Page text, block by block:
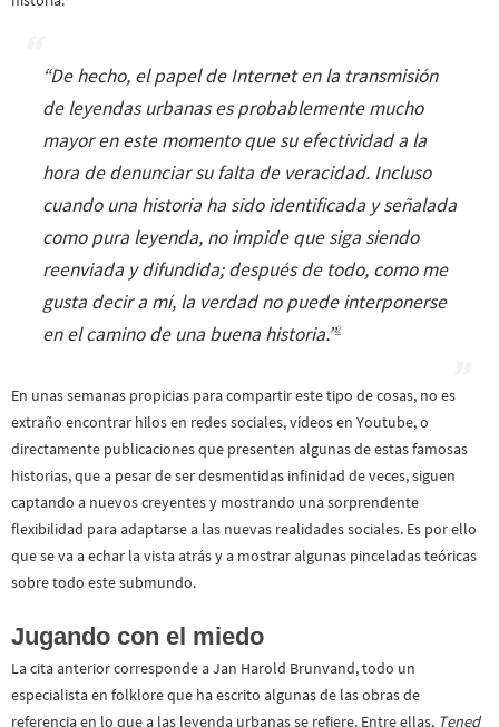
“De hecho, el papel de Internet en la transmisión
de leyendas urbanas es probablemente mucho
mayor en este momento que su efectividad a la
hora de denunciar su falta de veracidad. Incluso
cuando una historia ha sido identificada y señalada
como pura leyenda, no impide que siga siendo
reenviada y difundida; después de todo, como me
gusta decir a mí, la verdad no puede interponerse
en el camino de una buena historia.”2
En unas semanas propicias para compartir este tipo de cosas, no es
extraño encontrar hilos en redes sociales, vídeos en Youtube, o
directamente publicaciones que presenten algunas de estas famosas
historias, que a pesar de ser desmentidas infinidad de veces, siguen
captando a nuevos creyentes y mostrando una sorprendente
flexibilidad para adaptarse a las nuevas realidades sociales. Es por ello
que se va a echar la vista atrás y a mostrar algunas pinceladas teóricas
sobre todo este submundo.
Jugando con el miedo
La cita anterior corresponde a Jan Harold Brunvand, todo un
especialista en folklore que ha escrito algunas de las obras de
referencia en lo que a las leyenda urbanas se refiere. Entre ellas, Tened